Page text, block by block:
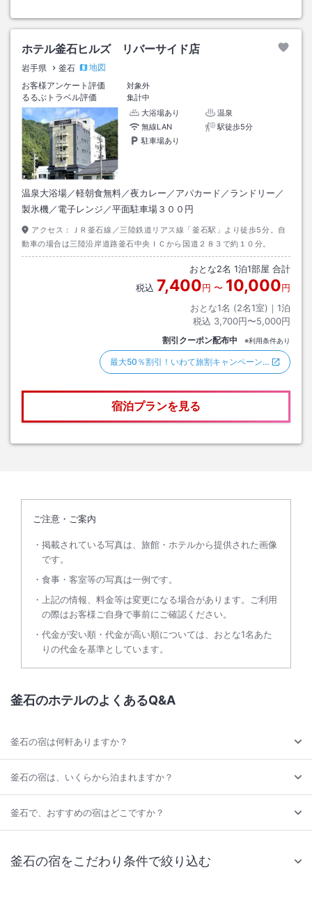
ホテル釜石ヒルズ リバーサイド店
岩手県 釜石
地図
お客様アンケート評価
対象外
るるぶトラベル評価
集計中
大浴場あり
温泉
無線LAN
駅徒歩5分
駐車場あり
温泉大浴場／軽朝食無料／夜カレー／アパカード／ランドリー／
製氷機／電子レンジ／平面駐車場３００円
アクセス：
ＪＲ釜石線／三陸鉄道リアス線「釜石駅」より徒歩5分。自
動車の場合は三陸沿岸道路釜石中央ＩＣから国道２８３で約１０分。
おとな2名 1泊1部屋 合計
税込 7,400円 〜 10,000円
おとな1名 (2名1室)｜ 1泊
税込 3,700円〜5,000円
割引クーポン配布中 ※利用条件あり
最大50％割引！いわて旅割キャンペーン…
宿泊プランを見る
ご注意・ご案内
掲載されている写真は、旅館・ホテルから提供された画像
です。
食事・客室等の写真は一例です。
上記の情報、料金等は変更になる場合があります。ご利用
の際はお客様ご自身で事前にご確認ください。
代金が安い順・代金が高い順については、おとな1名あた
りの代金を基準としています。
釜石のホテルのよくあるQ&A
釜石の宿は何軒ありますか？
釜石の宿は、いくらから泊まれますか？
釜石で、おすすめの宿はどこですか？
釜石の宿をこだわり条件で絞り込む